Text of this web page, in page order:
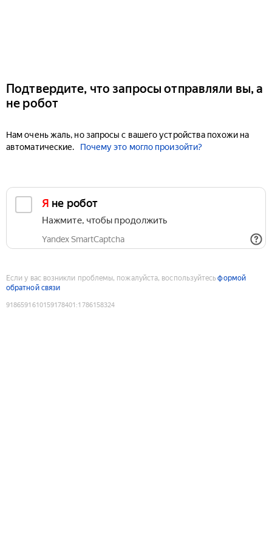
Подтвердите, что запросы отправляли вы, а
не робот
Нам очень жаль, но запросы с вашего устройства похожи на
автоматические.
Почему это могло произойти?
Я не робот
Нажмите, чтобы продолжить
Yandex SmartCaptcha
Если у вас возникли проблемы, пожалуйста, воспользуйтесьформой
обратной связи
9186591610159178401 :1786158324